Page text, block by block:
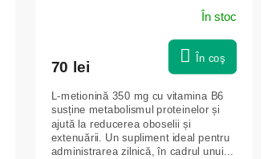
În stoc
70 lei În coş
L-metionină 350 mg cu vitamina B6
susține metabolismul proteinelor și
ajută la reducerea oboselii și
extenuării. Un supliment ideal pentru
administrarea zilnică, în cadrul unui...